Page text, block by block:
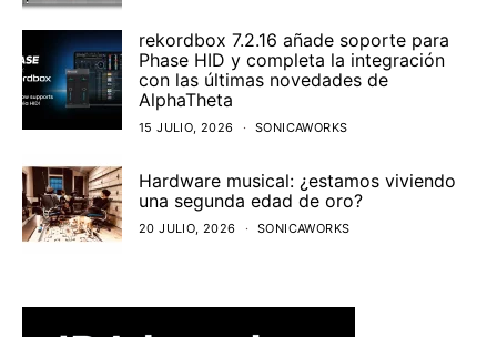
rekordbox 7.2.16 añade soporte para
Phase HID y completa la integración
con las últimas novedades de
AlphaTheta
15 JULIO, 2026 SONICAWORKS
Hardware musical: ¿estamos viviendo
una segunda edad de oro?
20 JULIO, 2026 SONICAWORKS